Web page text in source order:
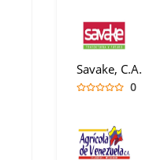
Savake, C.A.
0